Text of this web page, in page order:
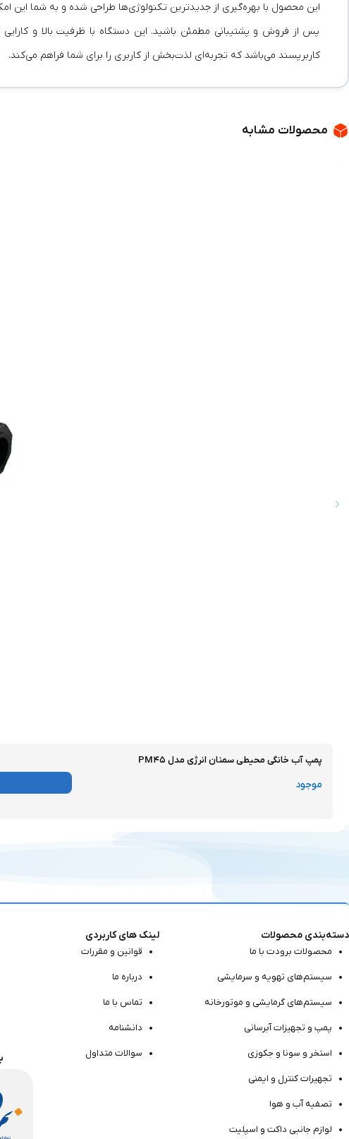
این محصول با بهره‌گیری از جدیدترین تکنولوژی‌ها طراحی شده و به شما این
پس از فروش و پشتیبانی مطمئن باشید. این دستگاه با ظرفیت بالا و
کاربرپسند می‌باشد که تجربه‌ای لذت‌بخش از کاربری را برای شما فراهم می‌کند.
محصولات مشابه
پمپ آب خانگی محیطی سمنان انرژی مدل PM۴۵
موجود
دسته‌بندی محصولات
محصولات برودت با ما
سیستم‌های تهویه و سرمایشی
سیستم‌های گرمایشی و موتور‌خانه
پمپ و تجهیزات آبرسانی
استخر و سونا و جکوزی
تجهیرات کنترل و ایمنی
تصفیه آب و هوا
لوازم جانبی داکت و اسپلیت
لینک های کاربردی
قوانین و مقررات
درباره ما
تماس با ما
دانشنامه
سوالات متداول